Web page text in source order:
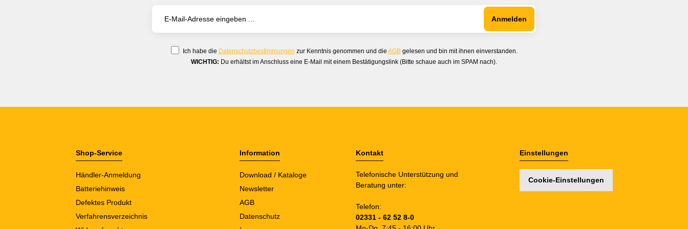
Ich habe die Datenschutzbestimmungen zur Kenntnis genommen und die AGBgelesen und bin mit ihnen einverstanden.
WICHTIG: Du erhältst im Anschluss eine E-Mail mit einem Bestätigungslink (Bitte schaue auch im SPAM nach).
Shop-Service
Händler-Anmeldung
Batteriehinweis
Defektes Produkt
Verfahrensverzeichnis
Information
Download / Kataloge
Newsletter
AGB
Datenschutz
Kontakt
Telefonische Unterstützung und
Beratung unter:
Telefon:
02331 - 62 52 8-0
Einstellungen
Cookie-Einstellungen